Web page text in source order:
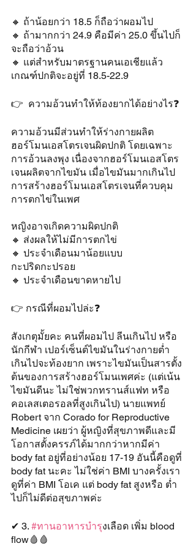
🔸️ ถ้าน้อยกว่า 18.5 ก็ถือว่าผอมไป
🔸️ ถ้ามากกว่า 24.9 คือมีค่า 25.0 ขึ้นไปก็
จะถือว่าอ้วน
🔸️ แต่สำหรับมาตรฐานคนเอเชียแล้ว
เกณฑ์ปกติจะอยู่ที่ 18.5-22.9
👉  ความอ้วนทำให้ท้องยากได้อย่างไร❓
ความอ้วนมีส่วนทำให้ร่างกายผลิต
ฮอร์โมนเอสโตรเจนผิดปกติ โดยเฉพาะ
การอ้วนลงพุง เนื่องจากฮอร์โมนเอสโตร
เจนผลิตจากไขมัน เมื่อไขมันมากเกินไป
การสร้างฮอร์โมนเอสโตรเจนที่ควบคุม
การตกไข่ในเพศ
หญิงอาจเกิดความผิดปกติ
🔸️ ส่งผลให้ไม่มีการตกไข่
🔸️ ประจำเดือนมาน้อยแบบ
กะปริดกะปรอย
🔸️ ประจำเดือนขาดหายไป
👉 กรณีที่ผอมไปล่ะ❓
สังเกตุมั้ยคะ คนที่ผอมไป ลีนเกินไป หรือ
นักกีฬา เปอร์เซ็นต์ไขมันในร่างกายต่ำ
เกินไปจะท้องยาก เพราะไขมันเป็นสารตั้ง
ต้นของการสร้างฮอร์โมนเพศค่ะ (แต่เน้น
ไขมันดีนะ ไม่ใช่พวกทรานส์แฟท หรือ
คอเลสเตอรอลที่สูงเกินไป) นายแพทย์
Robert จาก Corado for Reproductive
Medicine เผยว่า ผู้หญิงที่สุขภาพดีและมี
โอกาสตั้งครรภ์ได้มากกว่าหากมีค่า
body fat อยู่ที่อย่างน้อย 17-19 อันนี้คือดูที่
body fat นะคะ ไม่ใช่ค่า BMI บางครั้งเรา
ดูที่ค่า BMI โอเค แต่ body fat สูงหรือ ต่ำ
ไปก็ไม่ดีต่อสุขภาพค่ะ
✔ 3. #ทานอาหารบำรุงเลือด เพิ่ม blood
flow🩸🩸